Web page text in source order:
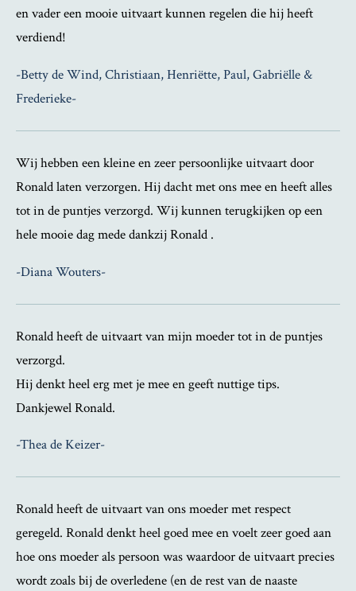
en vader een mooie uitvaart kunnen regelen die hij heeft
verdiend!
-Betty de Wind, Christiaan, Henriëtte, Paul, Gabriëlle &
Frederieke-
Wij hebben een kleine en zeer persoonlijke uitvaart door
Ronald laten verzorgen. Hij dacht met ons mee en heeft alles
tot in de puntjes verzorgd. Wij kunnen terugkijken op een
hele mooie dag mede dankzij Ronald .
-Diana Wouters-
Ronald heeft de uitvaart van mijn moeder tot in de puntjes
verzorgd.
Hij denkt heel erg met je mee en geeft nuttige tips.
Dankjewel Ronald.
-Thea de Keizer-
Ronald heeft de uitvaart van ons moeder met respect
geregeld. Ronald denkt heel goed mee en voelt zeer goed aan
hoe ons moeder als persoon was waardoor de uitvaart precies
wordt zoals bij de overledene (en de rest van de naaste